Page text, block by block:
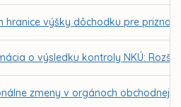
hranice výšky dôchodku pre
o výsledku kontroly NKÚ:
zmeny v orgánoch obchodnej